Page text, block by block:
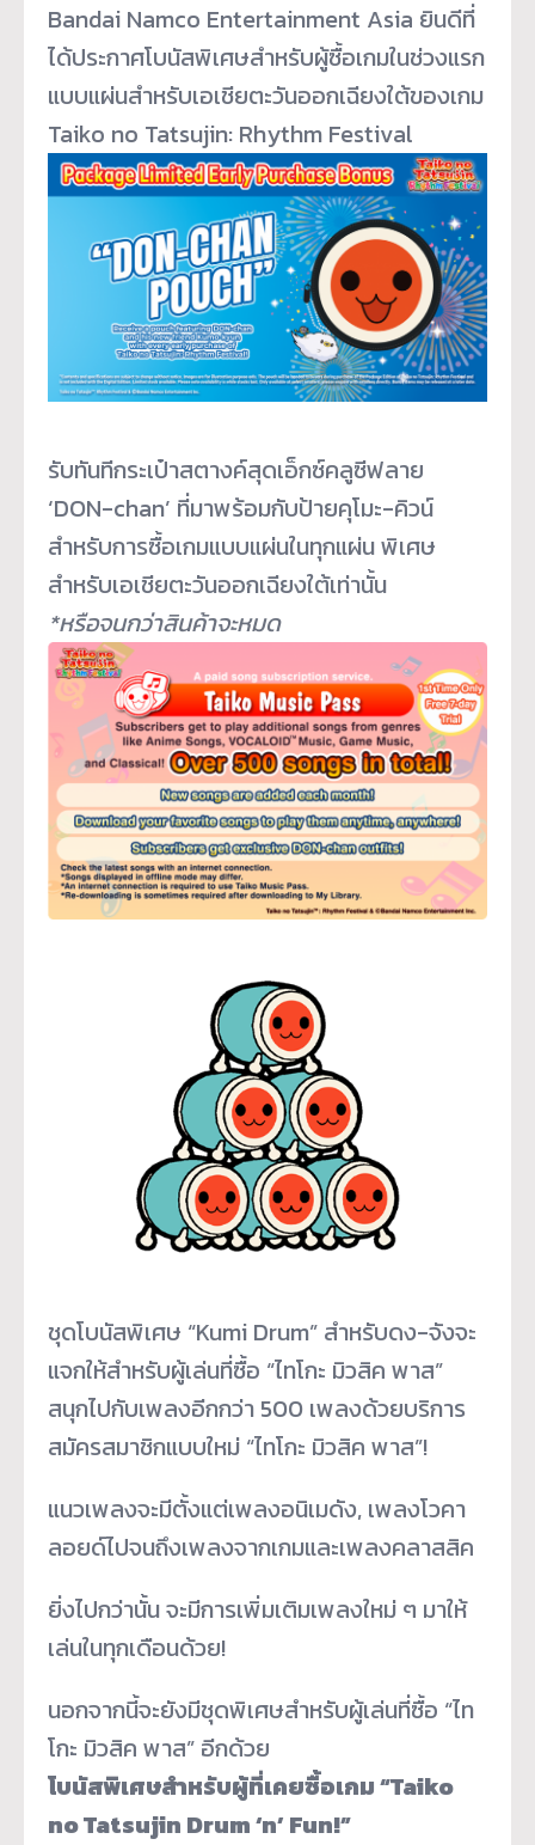
Bandai Namco Entertainment Asia ยินดีที่
ได้ประกาศโบนัสพิเศษสำหรับผู้ซื้อเกมในช่วงแรก
แบบแผ่นสำหรับเอเชียตะวันออกเฉียงใต้ของเกม
Taiko no Tatsujin: Rhythm Festival
รับทันทีกระเป๋าสตางค์สุดเอ็กซ์คลูซีฟลาย
‘DON-chan’ ที่มาพร้อมกับป้ายคุโมะ-คิวน์
สำหรับการซื้อเกมแบบแผ่นในทุกแผ่น พิเศษ
สำหรับเอเชียตะวันออกเฉียงใต้เท่านั้น
*หรือจนกว่าสินค้าจะหมด
ชุดโบนัสพิเศษ “Kumi Drum” สำหรับดง-จังจะ
แจกให้สำหรับผู้เล่นที่ซื้อ “ไทโกะ มิวสิค พาส”
สนุกไปกับเพลงอีกกว่า 500 เพลงด้วยบริการ
สมัครสมาชิกแบบใหม่ “ไทโกะ มิวสิค พาส”!
แนวเพลงจะมีตั้งแต่เพลงอนิเมดัง, เพลงโวคา
ลอยด์ไปจนถึงเพลงจากเกมและเพลงคลาสสิค
ยิ่งไปกว่านั้น จะมีการเพิ่มเติมเพลงใหม่ ๆ มาให้
เล่นในทุกเดือนด้วย!
นอกจากนี้จะยังมีชุดพิเศษสำหรับผู้เล่นที่ซื้อ “ไท
โกะ มิวสิค พาส” อีกด้วย
โบนัสพิเศษสำหรับผู้ที่เคยซื้อเกม “Taiko
no Tatsujin Drum ‘n’ Fun!”